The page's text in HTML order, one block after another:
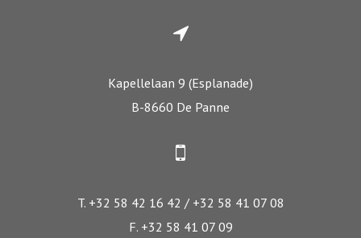
Kapellelaan 9 (Esplanade)
B-8660 De Panne
T. +32 58 42 16 42 / +32 58 41 07 08
F. +32 58 41 07 09